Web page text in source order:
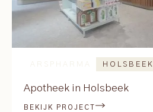
ARSPHARMA HOLSBEEK
Apotheek in Holsbeek
BEKIJK PROJECT